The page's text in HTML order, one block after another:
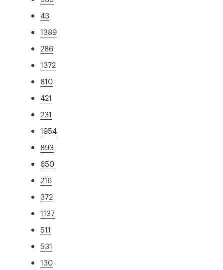
43
1389
286
1372
810
421
231
1954
893
650
216
372
1137
511
531
130